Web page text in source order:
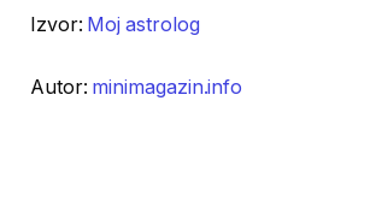
Izvor: Moj astrolog
Autor: minimagazin.info